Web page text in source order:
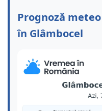
Prognoză
în Glâmbocel